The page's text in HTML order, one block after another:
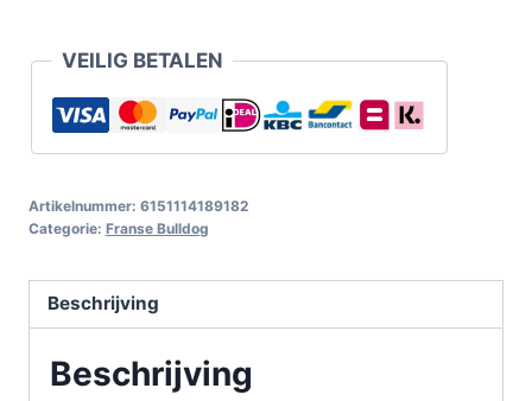
VEILIG BETALEN
Artikelnummer: 6151114189182
Categorie: Franse Bulldog
Beschrijving
Beschrijving